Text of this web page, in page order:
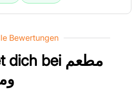
Bewertungen
dich bei مطعم